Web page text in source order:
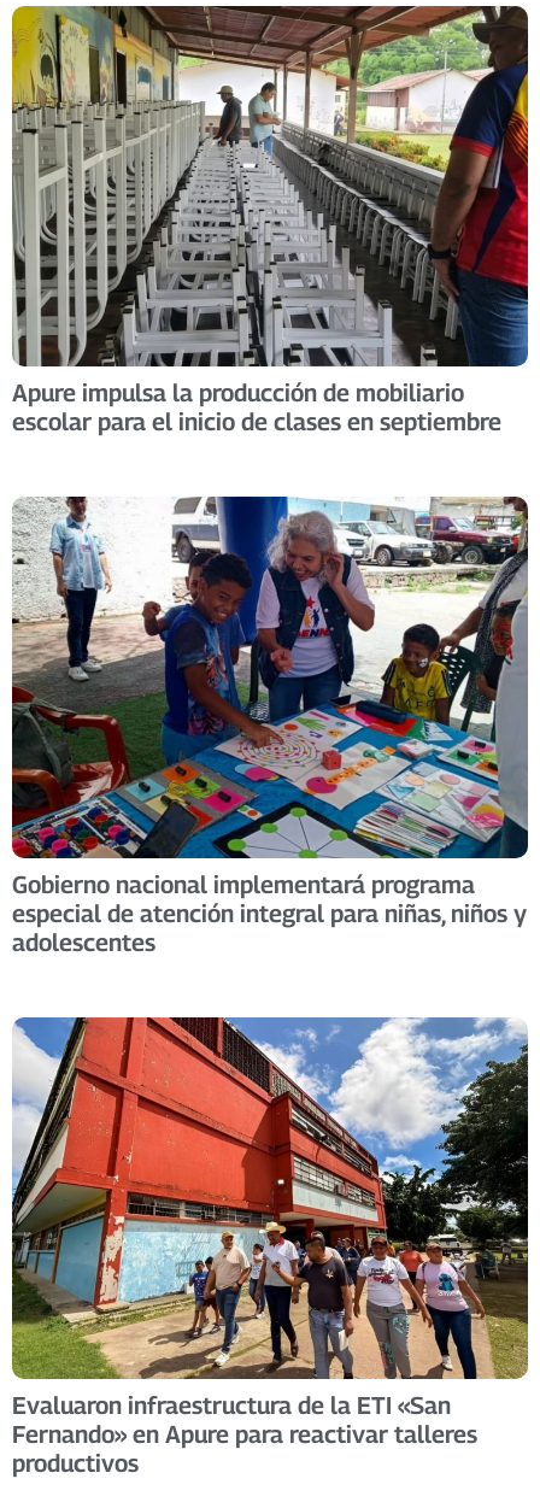
Apure impulsa la producción de mobiliario
escolar para el inicio de clases en septiembre
Gobierno nacional implementará programa
especial de atención integral para niñas, niños y
adolescentes
Evaluaron infraestructura de la ETI «San
Fernando» en Apure para reactivar talleres
productivos ​